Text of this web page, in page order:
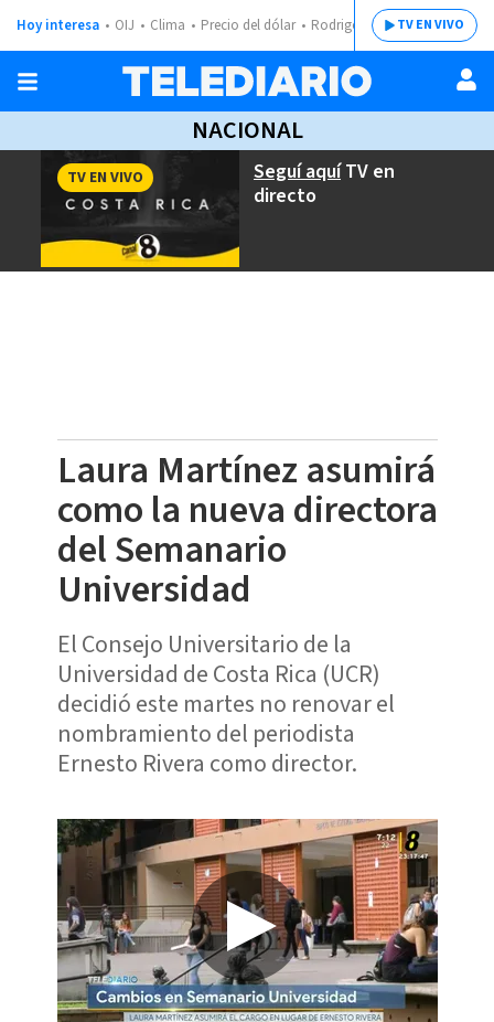
Hoy interesa OIJ Clima Precio del dólar Rodrigo ChavesTV EN VIVO
NACIONAL
Seguí aquíTV en
directo
TV EN VIVO
Laura Martínez asumirá
como la nueva directora
del Semanario
Universidad
El Consejo Universitario de la
Universidad de Costa Rica (UCR)
decidió este martes no renovar el
nombramiento del periodista
Ernesto Rivera como director.